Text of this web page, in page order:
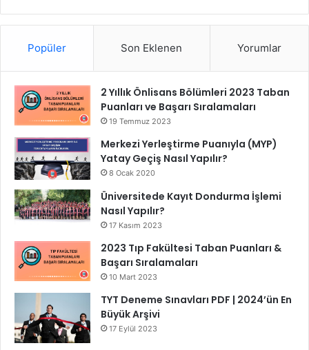
Popüler Son Eklenen Yorumlar
2 Yıllık Önlisans Bölümleri 2023 Taban
Puanları ve Başarı Sıralamaları
19 Temmuz 2023
Merkezi Yerleştirme Puanıyla (MYP)
Yatay Geçiş Nasıl Yapılır?
8 Ocak 2020
Üniversitede Kayıt Dondurma İşlemi
Nasıl Yapılır?
17 Kasım 2023
2023 Tıp Fakültesi Taban Puanları &
Başarı Sıralamaları
10 Mart 2023
TYT Deneme Sınavları PDF | 2024’ün En
Büyük Arşivi
17 Eylül 2023